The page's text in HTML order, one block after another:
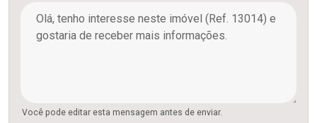
Você pode editar esta mensagem antes de enviar.